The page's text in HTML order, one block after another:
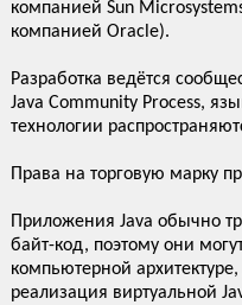
компанией Sun
компанией Oracle).
Разработка ведётся
Java Community Process,
технологии
Права на торговую марку
Приложения Java обычно
байт-код, поэтому они
компьютерной
реализация виртуальной